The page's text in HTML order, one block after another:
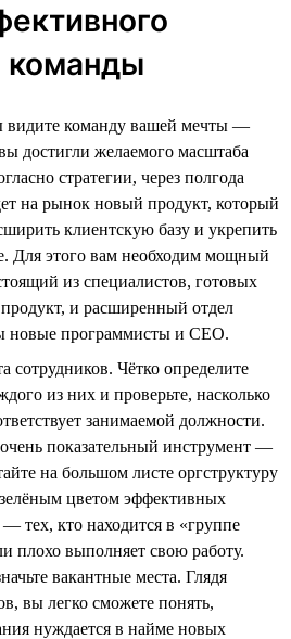
команды
видите команду вашей мечты —
достигли желаемого масштаба
стратегии, через полгода
на рынок новый продукт, который
клиентскую базу и укрепить
Для этого вам необходим мощный
из специалистов, готовых
и расширенный отдел
новые программисты и СЕО.
сотрудников. Чётко определите
из них и проверьте, насколько
занимаемой должности.
показательный инструмент —
на большом листе оргструктуру
цветом эффективных
тех, кто находится в «группе
плохо выполняет свою работу.
вакантные места. Глядя
вы легко сможете понять,
нуждается в найме новых